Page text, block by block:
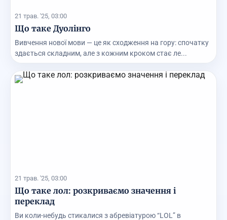
21 трав. '25, 03:00
Що таке Дуолінго
Вивчення нової мови — це як сходження на гору: спочатку
здається складним, але з кожним кроком стає ле...
21 трав. '25, 03:00
Що таке лол: розкриваємо значення і
переклад
Ви коли-небудь стикалися з абревіатурою “LOL” в